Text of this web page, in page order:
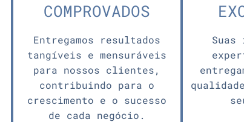
COMPROVADOS
Entregamos resultados
tangíveis e mensuráveis
para nossos clientes,
contribuindo para o
crescimento e o sucesso
de cada negócio.